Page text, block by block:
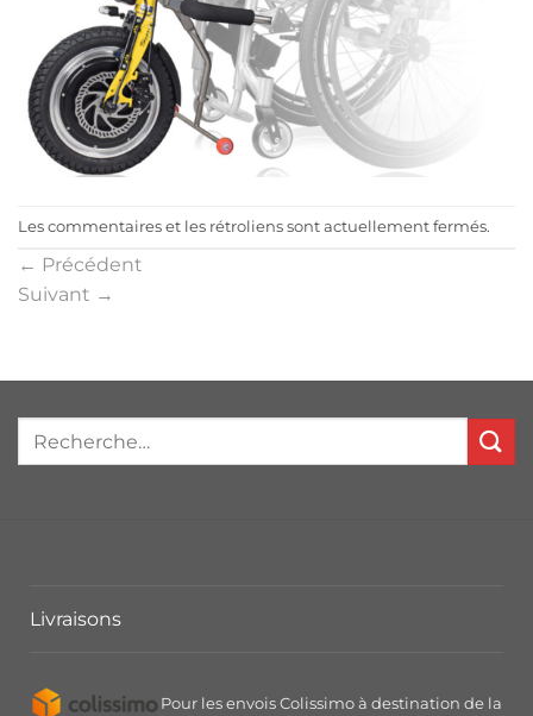
Les commentaires et les rétroliens sont actuellement fermés.
← Précédent
Suivant →
Livraisons
Pour les envois Colissimo à destination de la